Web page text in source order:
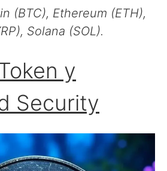
(BTC), Ethereum (ETH),
Solana (SOL).
y
Security